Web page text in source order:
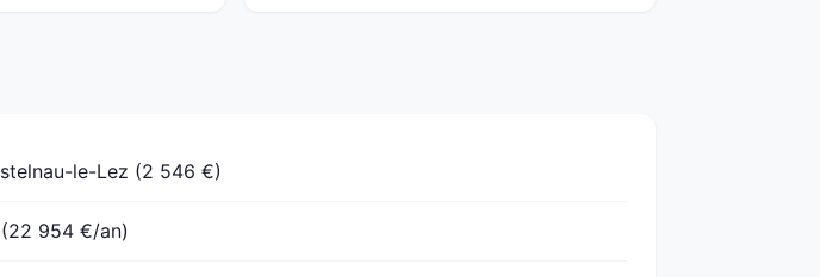
le-Lez (2 546 €)
954 €/an)